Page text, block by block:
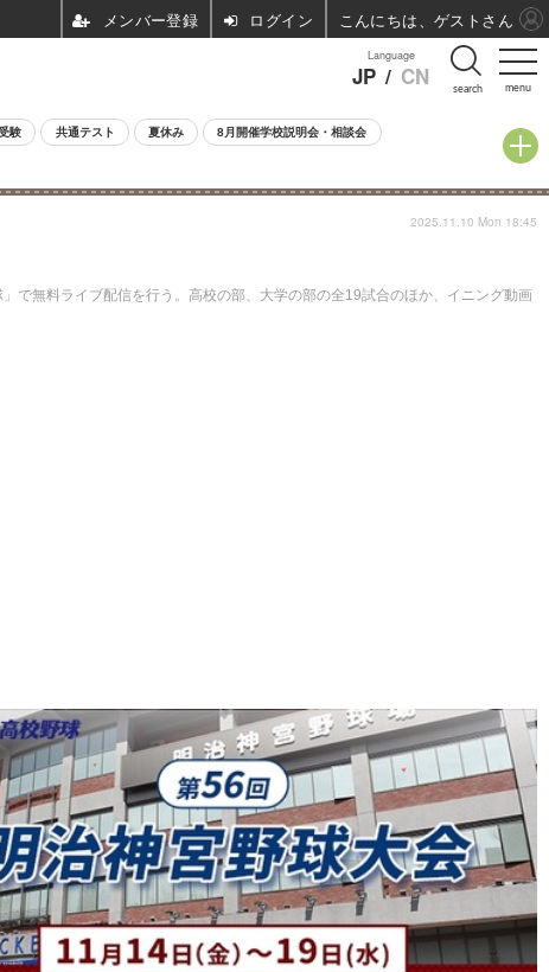
menu
Language
JP / CN search
験 共通テスト 夏休み 8月開催学校説明会・相談会
無料ライブ配信を行う。高校の部、大学の部の全19試合のほか、イニング動画
2025.11.10 Mon 18:45
ログイン こんにちは、ゲストさん